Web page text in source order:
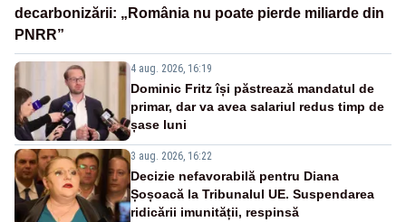
decarbonizării: „România nu poate pierde miliarde din
PNRR”
4 aug. 2026, 16:19
Dominic Fritz își păstrează mandatul de
primar, dar va avea salariul redus timp de
șase luni
3 aug. 2026, 16:22
Decizie nefavorabilă pentru Diana
Șoșoacă la Tribunalul UE. Suspendarea
ridicării imunității, respinsă